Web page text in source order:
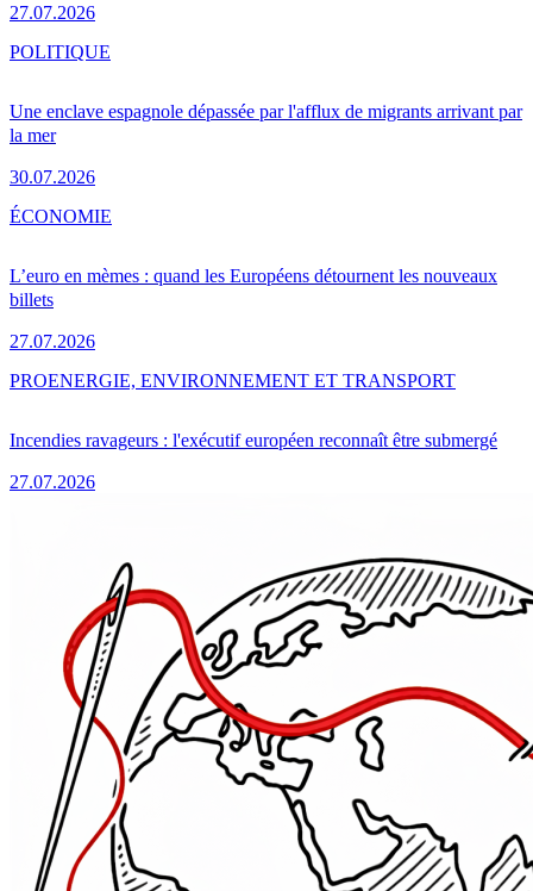
27.07.2026
Une enclave espagnole dépassée par l'afflux de migrants arrivant par
la mer
30.07.2026
POLITIQUE
L’euro en mèmes : quand les Européens détournent les nouveaux
billets
27.07.2026
ÉCONOMIE
Incendies ravageurs : l'exécutif européen reconnaît être submergé
27.07.2026
PROENERGIE, ENVIRONNEMENT ET TRANSPORT